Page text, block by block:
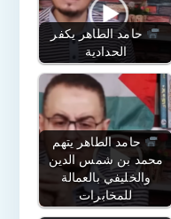
حامد الطاهر يكفر
الحدادية
حامد الطاهر يتهم
محمد بن شمس الدين
والخليفي بالعمالة
للمخابرات